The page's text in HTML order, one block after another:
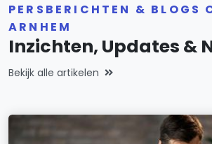
PERSBERICHTEN & BLOGS
ARNHEM
Inzichten, Updates &
Bekijk alle artikelen